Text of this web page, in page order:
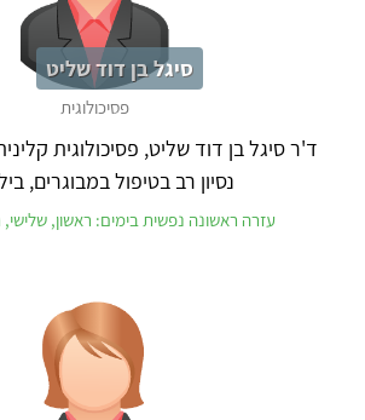
סיגל בן דוד שליט
פסיכולוגית
ד'ר סיגל בן דוד שליט, פסיכולוגית
נסיון רב בטיפול במבוגרים,
עזרה ראשונה נפשית בימים: ראשון, שלישי,